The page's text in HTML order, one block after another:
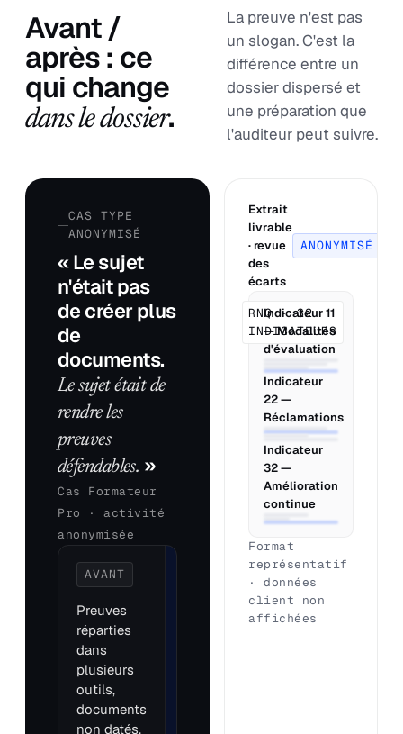
Avant /
après : ce
qui change
dans le dossier.
La preuve n'est pas
un slogan. C'est la
différence entre un
dossier dispersé et
une préparation que
l'auditeur peut suivre.
CAS TYPE
ANONYMISÉ
« Le sujet
n'était pas
de créer plus
de
documents.
Le sujet était de
rendre les
preuves
défendables. »
Cas Formateur
Pro · activité
anonymisée
AVANT
Preuves
réparties
dans
plusieurs
outils,
documents
non datés,
PRÉPARATION
Drive organisé
Extrait
livrable
· revue
des
écarts
ANONYMISÉ
RNQ · 32
INDICATEURS
Indicateur 11
— Modalités
d'évaluation
Indicateur
22 —
Réclamations
Indicateur
32 —
Amélioration
continue
Format
représentatif
· données
client non
affichées